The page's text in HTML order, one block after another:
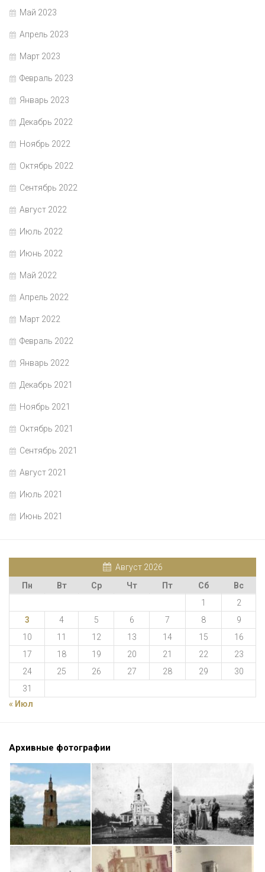
Май 2023
Апрель 2023
Март 2023
Февраль 2023
Январь 2023
Декабрь 2022
Ноябрь 2022
Октябрь 2022
Сентябрь 2022
Август 2022
Июль 2022
Июнь 2022
Май 2022
Апрель 2022
Март 2022
Февраль 2022
Январь 2022
Декабрь 2021
Ноябрь 2021
Октябрь 2021
Сентябрь 2021
Август 2021
Июль 2021
Июнь 2021
Август 2026
Пн
Вт Ср Чт Пт Сб
Вс
1
2
3
4 5 6 7 8
9
10
11 12 13 14 15
16
17
18 19 20 21 22
23
24
25 26 27 28 29
30
31
« Июл
Архивные фотографии